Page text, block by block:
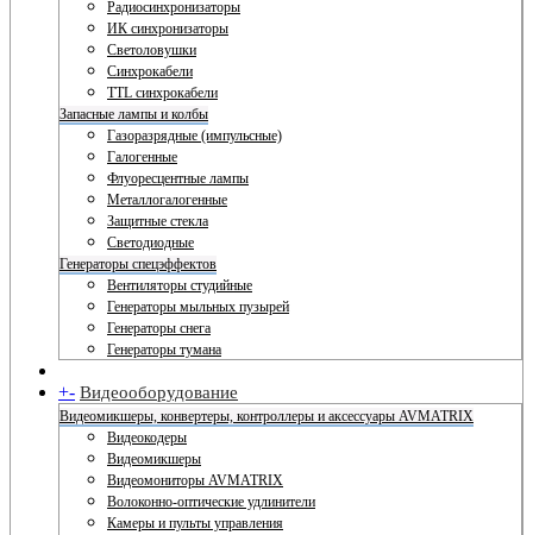
Радиосинхронизаторы
ИК синхронизаторы
Светоловушки
Синхрокабели
TTL синхрокабели
Запасные лампы и колбы
Газоразрядные (импульсные)
Галогенные
Флуоресцентные лампы
Металлогалогенные
Защитные стекла
Светодиодные
Генераторы спецэффектов
Вентиляторы студийные
Генераторы мыльных пузырей
Генераторы снега
Генераторы тумана
+- Видеооборудование
Видеомикшеры, конвертеры, контроллеры и аксессуары AVMATRIX
Видеокодеры
Видеомикшеры
Видеомониторы AVMATRIX
Волоконно-оптические удлинители
Камеры и пульты управления